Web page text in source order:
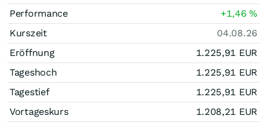
Performance
+1,46%
Kurszeit
04.08.26
Eröffnung
1.225,91 EUR
Tageshoch
1.225,91 EUR
Tagestief
1.225,91 EUR
Vortageskurs
1.208,21 EUR